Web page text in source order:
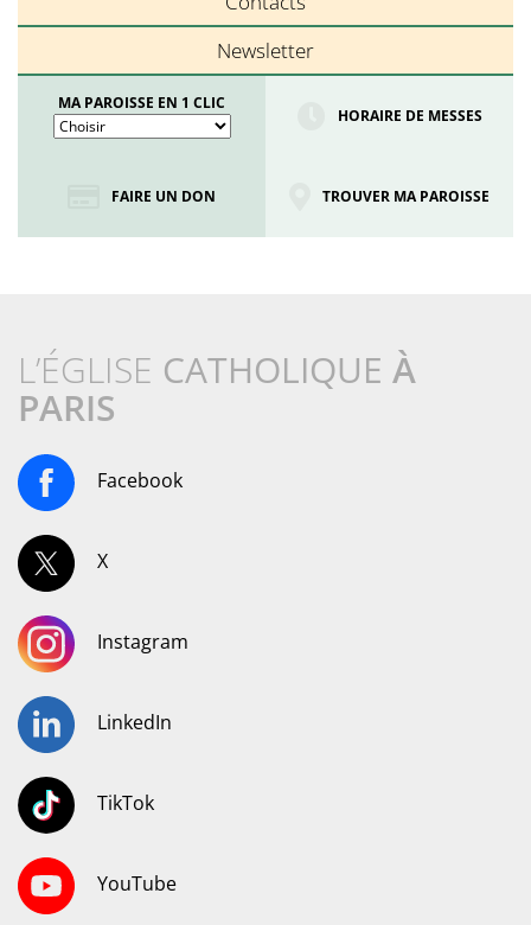
Newsletter
MA PAROISSE EN 1 CLIC
HORAIRE DE MESSES
FAIRE UN DON TROUVER MA PAROISSE
L’ÉGLISE CATHOLIQUE À
PARIS
Facebook
X
Instagram
LinkedIn
TikTok
YouTube